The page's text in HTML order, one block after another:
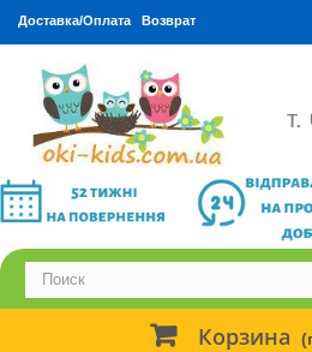
Доставка/Оплата Возврат
т.
Корзина